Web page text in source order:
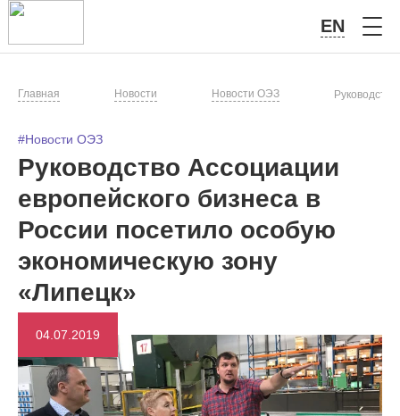
EN
Главная Новости Новости ОЭЗ
#Новости ОЭЗ
Руководство Ассоциации
европейского бизнеса в
России посетило особую
экономическую зону
«Липецк»
04.07.2019